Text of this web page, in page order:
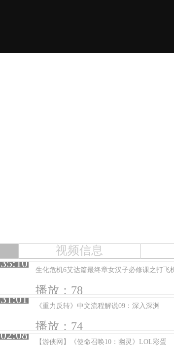
视频信息
35:10
生化危机6艾达篇最终章女汉子必修课之打飞
播放：78
31:01
《重力反转》中文流程解说09：深入深渊
播放：74
02:08
【游侠网】《使命召唤10：幽灵》LOL彩蛋